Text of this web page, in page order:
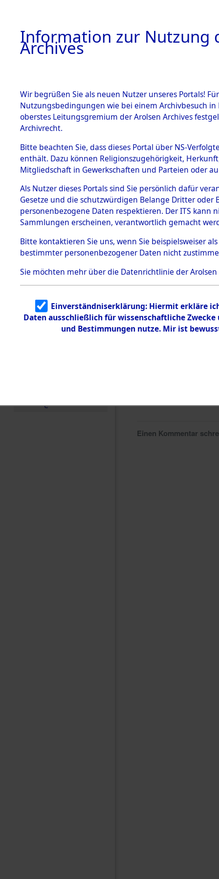
BESTÄNDE
1.
mente
5. Verschiedenes
5.3
Todesmärsche
5.3.1 Alliierte
Erhebungen
zu
Todesmärsch
en
5.3.2
Identifizierun
g
5.3.3
Todesmärsch
e
die
0065
Einen Kommentar
Information zur Nutzung
Archives
Wir begrüßen Sie als neuen Nutzer unseres Portals!
Nutzungsbedingungen wie bei einem Archivbesuch
oberstes Leitungsgremium der Arolsen Archives
Archivrecht.
Bitte beachten Sie, dass dieses Portal über NS-
enthält. Dazu können Religionszugehörigkeit,
Mitgliedschaft in Gewerkschaften und Parteien oder
Als Nutzer dieses Portals sind Sie persönlich dafür
Gesetze und die schutzwürdigen Belange Dritter
personenbezogene Daten respektieren. Der ITS
Sammlungen erscheinen, verantwortlich gemacht
Bitte kontaktieren Sie uns, wenn Sie beispielsweiser
bestimmter personenbezogener Daten nicht
Sie möchten mehr über die Datenrichtlinie der Arolsen
Einverständniserklärung: Hiermit erkläre
Daten ausschließlich für wissenschaftliche
und Bestimmungen nutze. Mir ist